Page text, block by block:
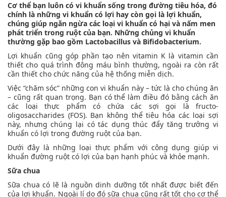
Cơ thể bạn luôn có vi khuẩn sống trong đường tiêu hóa, đó
chính là những vi khuẩn có lợi hay còn gọi là lợi khuẩn,
chúng giúp ngăn ngừa các loại vi khuẩn có hại và nấm men
phát triển trong ruột của bạn. Những chủng vi khuẩn
thường gặp bao gồm Lactobacillus và Bifidobacterium.
Lợi khuẩn cũng góp phần tạo nên vitamin K là vitamin cần
thiết cho quá trình đông máu bình thường, ngoài ra còn rất
cần thiết cho chức năng của hệ thống miễn dịch.
Việc “chăm sóc” những con vi khuẩn này – tức là cho chúng ăn
– cũng rất quan trọng. Bạn có thể làm điều đó bằng cách ăn
các loại thực phẩm có chứa các sợi gọi là fructo-
oligosaccharides (FOS). Bạn không thể tiêu hóa các loại sợi
này, nhưng chúng lại có tác dụng thúc đẩy tăng trưởng vi
khuẩn có lợi trong đường ruột của bạn.
Dưới đây là những loại thực phẩm với công dụng giúp vi
khuẩn đường ruột có lợi của bạn hạnh phúc và khỏe mạnh.
Sữa chua
Sữa chua có lẽ là nguồn dinh dưỡng tốt nhất được biết đến
của lợi khuẩn. Ngoài lí do đó sữa chua cũng rất tốt cho cơ thể